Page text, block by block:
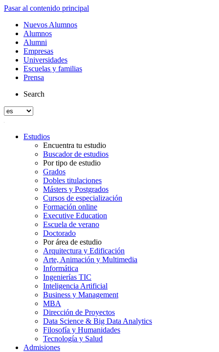
Pasar al contenido principal
Nuevos Alumnos
Alumnos
Alumni
Empresas
Universidades
Escuelas y familias
Prensa
Search
Estudios
Encuentra tu estudio
Buscador de estudios
Por tipo de estudio
Grados
Dobles titulaciones
Másters y Postgrados
Cursos de especialización
Formación online
Executive Education
Escuela de verano
Doctorado
Por área de estudio
Arquitectura y Edificación
Arte, Animación y Multimedia
Informática
Ingenierías TIC
Inteligencia Artificial
Business y Management
MBA
Dirección de Proyectos
Data Science & Big Data Analytics
Filosofía y Humanidades
Tecnología y Salud
Admisiones